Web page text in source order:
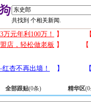
共找到 个相关新闻.
全部跟贴(0条) 精华区(0